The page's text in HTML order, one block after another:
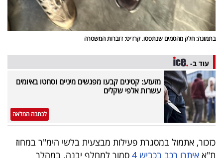
בתמונה: חלק מהסמים שנתפסו. קרדיט: דוברות המשטרה
עוד ב-
מזעזע: קטינים קבעו מפגשים מיניים וסחטו באיומים
עשרות אלפי שקלים
לכתבה המלאה
כזכור, אתמול במסגרת פעילות מבצעית בלשי הימ"ר במחוז
ת"א איתרו רכב בכביש 4
סמוך למחלף יבנה. במהלך